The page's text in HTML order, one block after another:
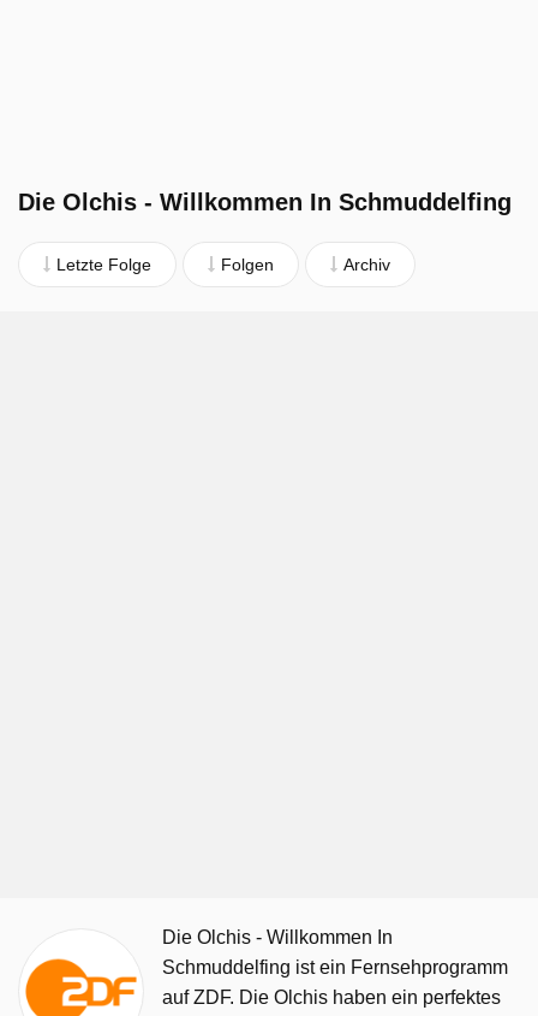
Die Olchis - Willkommen In Schmuddelfing
Letzte Folge Folgen Archiv
Die Olchis - Willkommen In
Schmuddelfing ist ein Fernsehprogramm
auf ZDF. Die Olchis haben ein perfektes